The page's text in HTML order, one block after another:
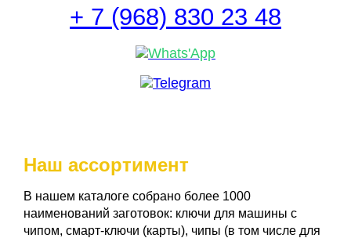
+ 7 (968) 830 23 48
Whats'App
Telegram
Наш ассортимент
В нашем каталоге собрано более 1000
наименований заготовок: ключи для машины с
чипом, смарт-ключи (карты), чипы (в том числе для